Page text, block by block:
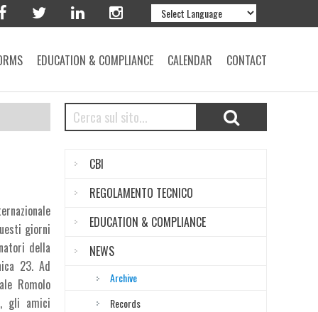
EDUCATION & COMPLIANCE CALENDAR CONTACT
giorni
della
23. Ad
Romolo
gli amici
CBI
REGOLAMENTO TECNICO
EDUCATION & COMPLIANCE
NEWS
Archive
Records